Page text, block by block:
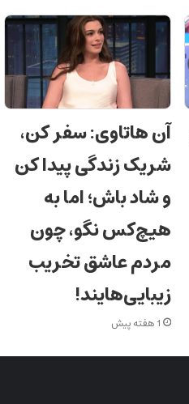
آن‌ هاتاوی: سفر کن،
شریک زندگی پیدا کن
و شاد باش؛ اما به
هیچ‌کس نگو، چون
مردم عاشق تخریب
زیبایی‌هایند!
1 هفته پیش